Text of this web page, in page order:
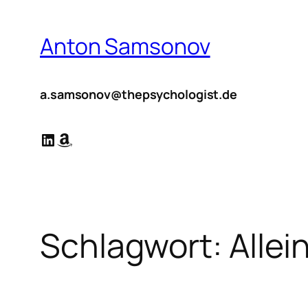
springenAnton Samsonov
a.samsonov@thepsychologist.de
LinkedIn
Amazon
Schlagwort: